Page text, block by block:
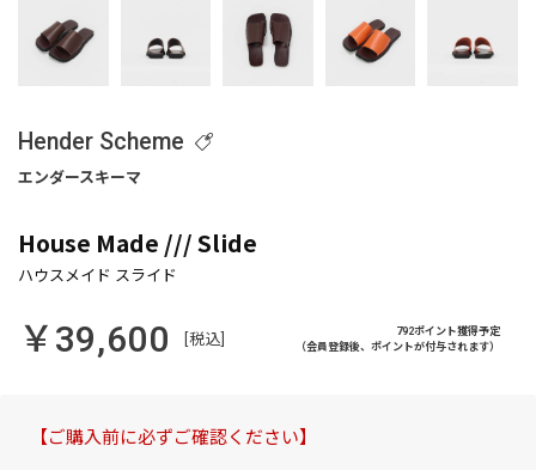
Hender Scheme
House Made /// Slide
￥39,600 [税込]
792ポイント獲得予定
（会員登録後、ポイントが付与されます）
【ご購入前に必ずご確認ください】